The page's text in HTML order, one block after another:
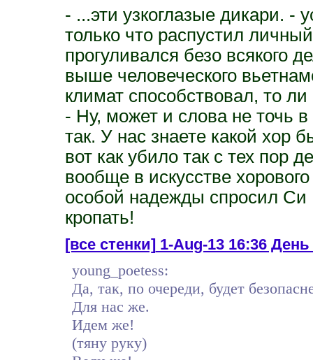
- ...эти узкоглазые дикари.
только что распустил
прогуливался безо всякого
выше человеческого
климат способствовал, то
- Ну, может и слова не точь
так. У нас знаете какой хор
вот как убило так с тех пор
вообще в искусстве
особой надежды спросил
кропать!
[все стенки]1-Aug-13 16:36 День
young_poetess:
Да, так, по очереди, будет
Для нас же.
Идем же!
(тяну руку)